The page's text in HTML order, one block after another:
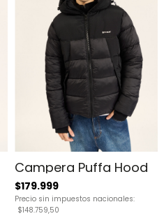
Campera Puffa Hood
$179.999
Precio sin impuestos nacionales:
$148.759,50